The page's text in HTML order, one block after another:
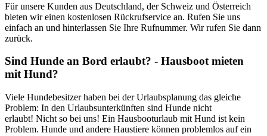
Für unsere Kunden aus Deutschland, der Schweiz und Österreich
bieten wir einen kostenlosen Rückrufservice an. Rufen Sie uns
einfach an und hinterlassen Sie Ihre Rufnummer. Wir rufen Sie dann
zurück.
Sind Hunde an Bord erlaubt? - Hausboot mieten
mit Hund?
Viele Hundebesitzer haben bei der Urlaubsplanung das gleiche
Problem: In den Urlaubsunterkünften sind Hunde nicht
erlaubt! Nicht so bei uns! Ein Hausbooturlaub mit Hund ist kein
Problem. Hunde und andere Haustiere können problemlos auf ein